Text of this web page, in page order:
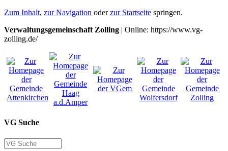
Zum Inhalt, zur Navigation oderzur Startseite springen.
Verwaltungsgemeinschaft Zolling | Online: https://www.vg-
zolling.de/
VG Suche